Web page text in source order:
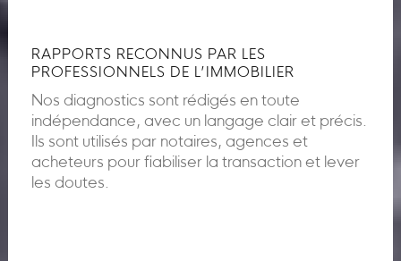
RAPPORTS RECONNUS PAR LES
PROFESSIONNELS DE L’IMMOBILIER
Nos diagnostics sont rédigés en toute
indépendance, avec un langage clair et précis.
Ils sont utilisés par notaires, agences et
acheteurs pour fiabiliser la transaction et lever
les doutes.